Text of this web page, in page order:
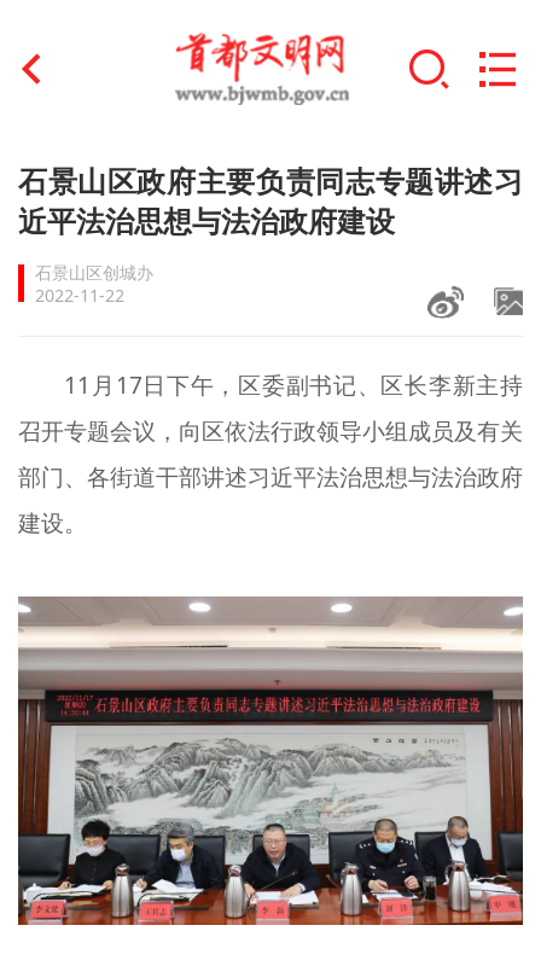
首页
文明创建
文明实践
未成年人思想道德建设
榜样人物
+
身边好人
北京宣传文化引导基金
宣传思想文化人才
专题
资料库
+
石景山区政府主要负责同志专题讲述习
近平法治思想与法治政府建设
石景山区创城办
2022-11-22
11月17日下午，区委副书记、区长李新主持
召开专题会议，向区依法行政领导小组成员及有关
部门、各街道干部讲述习近平法治思想与法治政府
建设。